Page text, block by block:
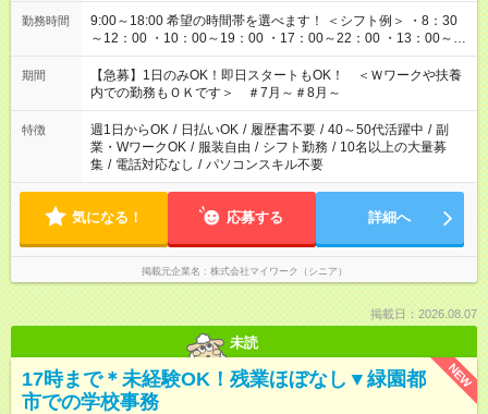
勤務時間
9:00～18:00 希望の時間帯を選べます！ ＜シフト例＞ ・8：30
～12：00 ・10：00～19：00 ・17：00～22：00 ・13：00～
22：00 ・22：00～翌6：00 など
期間
【急募】1日のみOK！即日スタートもOK！ ＜Ｗワークや扶養
内での勤務もＯＫです＞ ＃7月～＃8月～
特徴 週1日からOK / 日払いOK / 履歴書不要 / 40～50代活躍中 / 副
業・WワークOK / 服装自由 / シフト勤務 / 10名以上の大量募
集 / 電話対応なし / パソコンスキル不要
気になる！ 応募する 詳細へ
掲載元企業名 株式会社マイワーク（シニア）
掲載日：2026.08.07
未読
NEW
17時まで＊未経験OK！残業ほぼなし▼緑園都
市での学校事務